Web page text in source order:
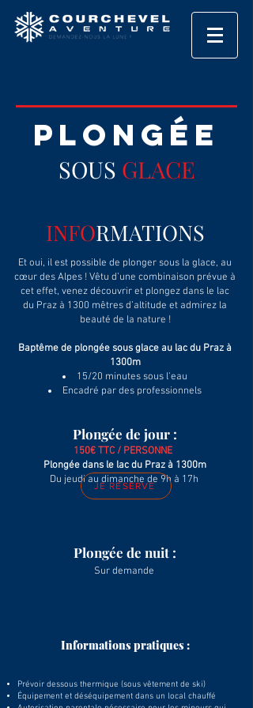
PLONGÉE
SOUS GLACE
INFORMATIONS
Et oui, il est possible de plonger sous la glace, au
cœur des Alpes ! Vêtu d’une combinaison prévue à
cet effet, venez découvrir et plongez dans le lac
du Praz à 1300 mêtres d’altitude et admirez la
beauté de la nature !
Baptême de plongée sous glace au lac du Praz à
1300m
15/20 minutes sous l'eau
Encadré par des professionnels
Plongée de jour :
150€ TTC / PERSONNE
Plongée dans le lac du Praz à 1300m
Du jeudi au dimanche de 9h à 17h
Plongée de nuit :
Sur demande
JE RÉSERVE
Informations pratiques :
Prévoir dessous thermique (sous vêtement de ski)
Équipement et déséquipement dans un local chauffé